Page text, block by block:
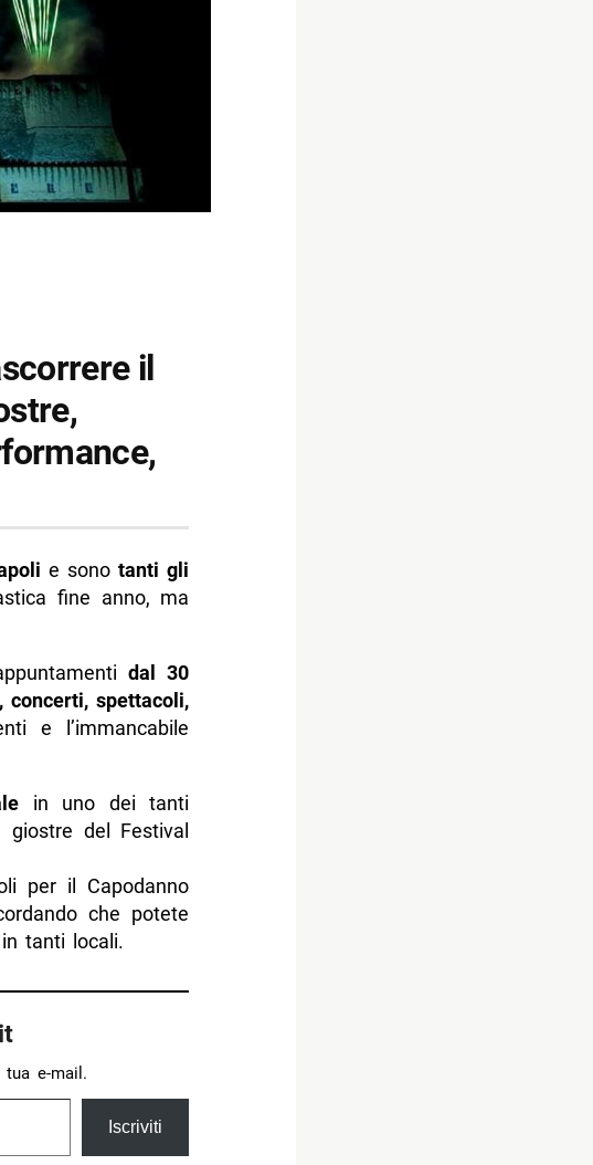
il
e sonotanti gli
fine anno, ma
dal 30
concerti, spettacoli,
e l’immancabile
in uno dei tanti
giostre del Festival
per il Capodanno
che potete
in tanti locali.
e-mail.
Iscriviti